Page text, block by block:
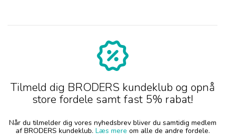
Tilmeld dig BRODERS kundeklub og opnå
store fordele samt fast 5% rabat!
Når du tilmelder dig vores nyhedsbrev bliver du samtidig medlem
af BRODERS kundeklub. Læs mere om alle de andre fordele.